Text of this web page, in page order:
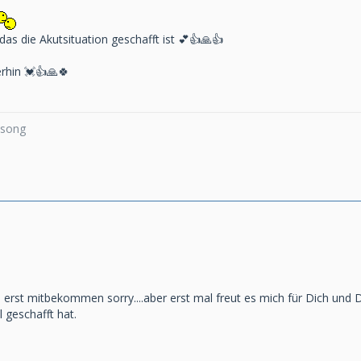
die Akutsituation geschafft ist 💕👍🙏👍
💓👍🙏🍀
mitbekommen sorry....aber erst mal freut es mich für Dich und
geschafft hat.